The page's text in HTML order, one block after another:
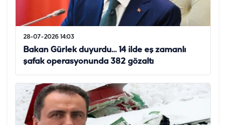
28-07-2026 14:03
Bakan Gürlek duyurdu… 14 ilde eş zamanlı
şafak operasyonunda 382 gözaltı